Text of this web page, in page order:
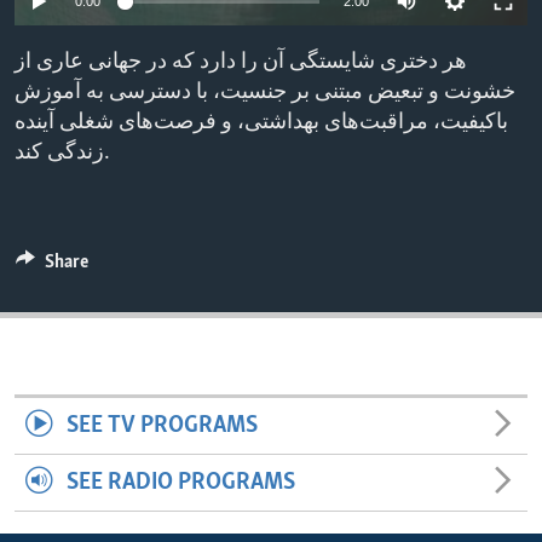
ENVIRONMENT AND HEALTH
IDEALS AND INSTITUTIONS
هر دختری شایستگی آن را دارد که در جهانی عاری از
خشونت و تبعیض مبتنی بر جنسیت، با دسترسی به آموزش
باکیفیت، مراقبت‌های بهداشتی، و فرصت‌های شغلی آینده
زندگی کند.
Share
SEE TV PROGRAMS
SEE RADIO PROGRAMS